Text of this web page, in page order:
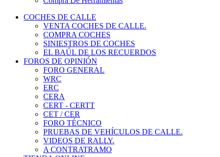
COCHES DE CALLE
VENTA COCHES DE CALLE.
COMPRA COCHES
SINIESTROS DE COCHES
EL BAÚL DE LOS RECUERDOS
FOROS DE OPINIÓN
FORO GENERAL
WRC
ERC
CERA
CERT - CERTT
CET / CER
FORO TÉCNICO
PRUEBAS DE VEHÍCULOS DE CALLE.
VIDEOS DE RALLY.
A CONTRATRAMO
TIENDA ONLINE